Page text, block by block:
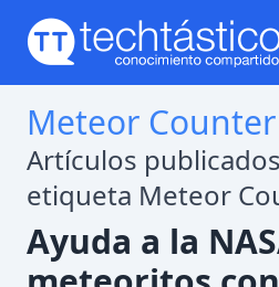
Meteor Counter
Artículos
etiqueta Meteor
Ayuda a la